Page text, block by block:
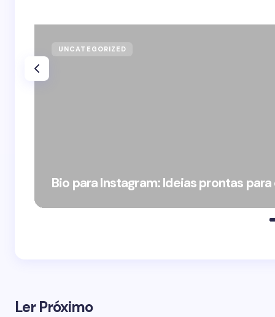
UNCATEGORIZED
Bio para Instagram: Ideias prontas
Ler Próximo